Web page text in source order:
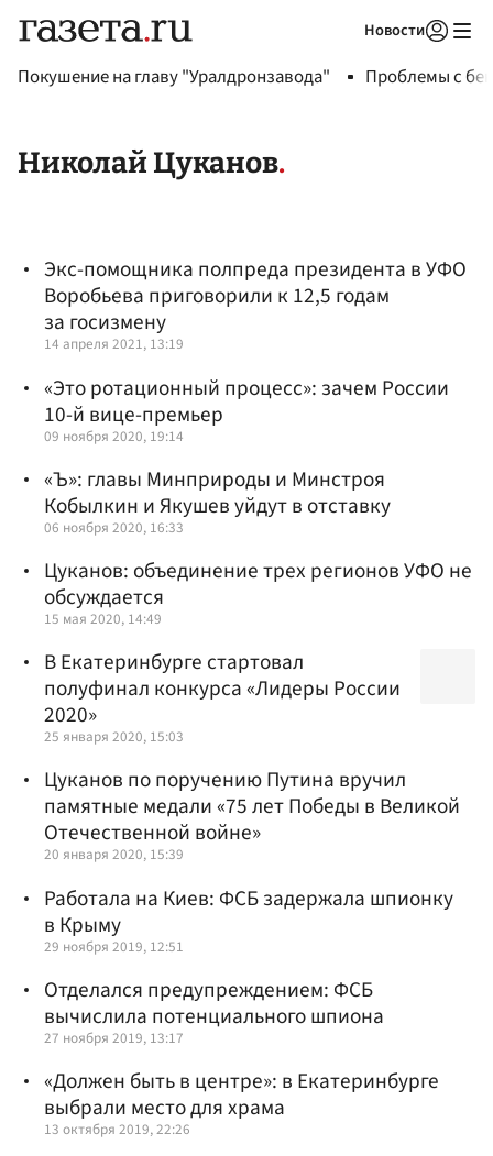
Новости
Покушение на главу "Уралдронзавода" Проблемы с
Николай Цуканов
Экс-помощника полпреда президента в УФО
Воробьева приговорили к 12,5 годам
за госизмену
14 апреля 2021, 13:19
«Это ротационный процесс»: зачем России
10-й вице-премьер
09 ноября 2020, 19:14
«Ъ»: главы Минприроды и Минстроя
Кобылкин и Якушев уйдут в отставку
06 ноября 2020, 16:33
Цуканов: объединение трех регионов УФО не
обсуждается
15 мая 2020, 14:49
В Екатеринбурге стартовал
полуфинал конкурса «Лидеры России
2020»
25 января 2020, 15:03
Цуканов по поручению Путина вручил
памятные медали «75 лет Победы в Великой
Отечественной войне»
20 января 2020, 15:39
Работала на Киев: ФСБ задержала шпионку
в Крыму
29 ноября 2019, 12:51
Отделался предупреждением: ФСБ
вычислила потенциального шпиона
27 ноября 2019, 13:17
«Должен быть в центре»: в Екатеринбурге
выбрали место для храма
13 октября 2019, 22:26